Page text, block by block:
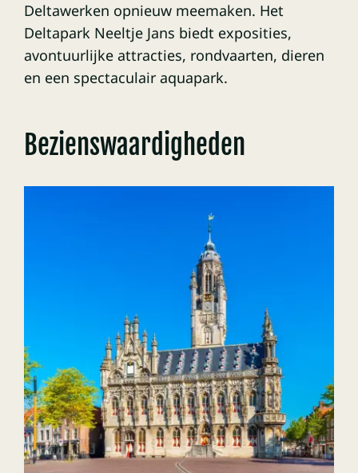
Deltawerken opnieuw meemaken. Het
Deltapark Neeltje Jans biedt exposities,
avontuurlijke attracties, rondvaarten, dieren
en een spectaculair aquapark.
Bezienswaardigheden